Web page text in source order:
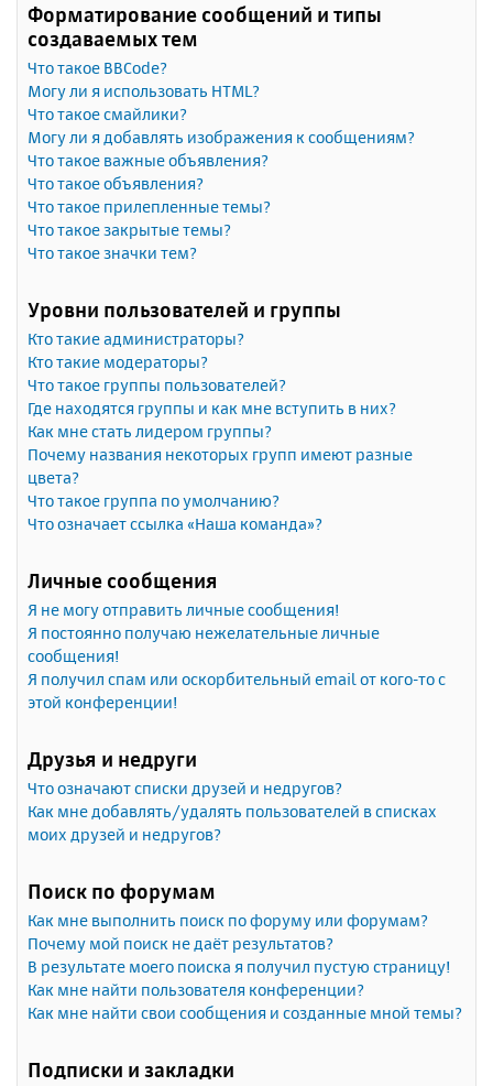
Форматирование сообщений и типы
создаваемых тем
Что такое BBCode?
Могу ли я использовать HTML?
Что такое смайлики?
Могу ли я добавлять изображения к сообщениям?
Что такое важные объявления?
Что такое объявления?
Что такое прилепленные темы?
Что такое закрытые темы?
Что такое значки тем?
Уровни пользователей и группы
Кто такие администраторы?
Кто такие модераторы?
Что такое группы пользователей?
Где находятся группы и как мне вступить в них?
Как мне стать лидером группы?
Почему названия некоторых групп имеют разные
цвета?
Что такое группа по умолчанию?
Что означает ссылка «Наша команда»?
Личные сообщения
Я не могу отправить личные сообщения!
Я постоянно получаю нежелательные личные
сообщения!
Я получил спам или оскорбительный email от кого-то с
этой конференции!
Друзья и недруги
Что означают списки друзей и недругов?
Как мне добавлять/удалять пользователей в списках
моих друзей и недругов?
Поиск по форумам
Как мне выполнить поиск по форуму или форумам?
Почему мой поиск не даёт результатов?
В результате моего поиска я получил пустую страницу!
Как мне найти пользователя конференции?
Как мне найти свои сообщения и созданные мной темы?
Подписки и закладки